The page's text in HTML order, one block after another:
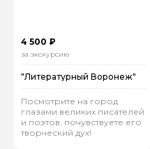
4 500 ₽
за экскурсию
"Литературный Воронеж"
Посмотрите на город
глазами великих писателей
и поэтов, почувствуете его
творческий дух!